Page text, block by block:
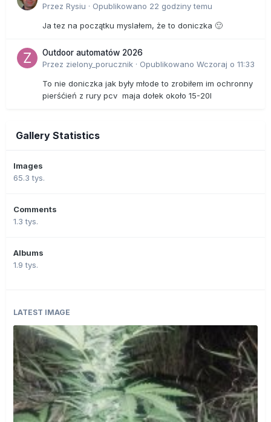
Przez Rysiu · Opublikowano 22 godziny temu
Ja tez na początku myslałem, że to doniczka 🙂
Outdoor automatów 2026
Przez zielony_porucznik · Opublikowano Wczoraj o 11:33
To nie doniczka jak były młode to zrobiłem im ochronny
pierśćień z rury pcv maja dołek około 15-20l
Gallery Statistics
Images
65.3 tys.
Comments
1.3 tys.
Albums
1.9 tys.
LATEST IMAGE